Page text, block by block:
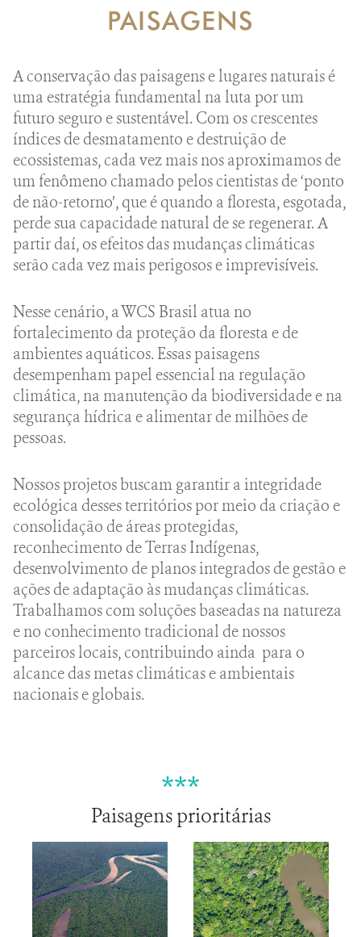
PAISAGENS
A conservação das paisagens e lugares naturais é
uma estratégia fundamental na luta por um
futuro seguro e sustentável. Com os crescentes
índices de desmatamento e destruição de
ecossistemas, cada vez mais nos aproximamos de
um fenômeno chamado pelos cientistas de ‘ponto
de não-retorno’, que é quando a floresta, esgotada,
perde sua capacidade natural de se regenerar. A
partir daí, os efeitos das mudanças climáticas
serão cada vez mais perigosos e imprevisíveis.
Nesse cenário, a WCS Brasil atua no
fortalecimento da proteção da floresta e de
ambientes aquáticos. Essas paisagens
desempenham papel essencial na regulação
climática, na manutenção da biodiversidade e na
segurança hídrica e alimentar de milhões de
pessoas.
Nossos projetos buscam garantir a integridade
ecológica desses territórios por meio da criação e
consolidação de áreas protegidas,
reconhecimento de Terras Indígenas,
desenvolvimento de planos integrados de gestão e
ações de adaptação às mudanças climáticas.
Trabalhamos com soluções baseadas na natureza
e no conhecimento tradicional de nossos
parceiros locais, contribuindo ainda para o
alcance das metas climáticas e ambientais
nacionais e globais.
***
Paisagens prioritárias